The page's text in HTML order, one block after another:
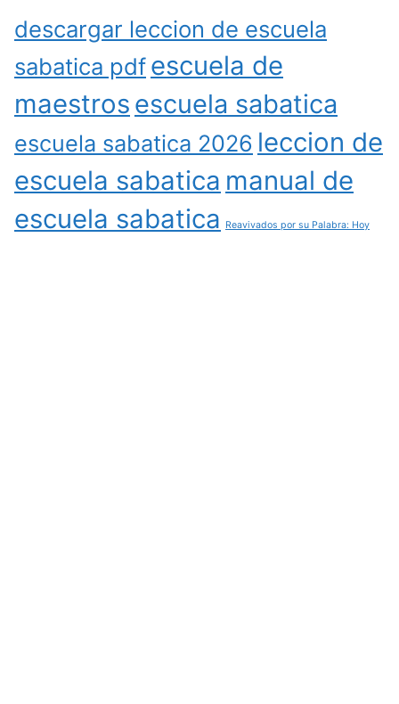
descargar leccion de escuela
sabatica pdfescuela de
maestros escuela sabatica
escuela sabatica 2026 leccion de
escuela sabatica manual de
escuela sabatica
Reavivados por su Palabra: Hoy